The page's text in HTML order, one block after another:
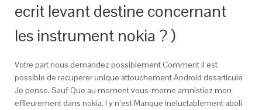
ecrit levant destine concernant
les instrument nokia ? )
Votre part nous demandez possiblement Comment il est
possible de recuperer unique attouchement Android desarticule
Je pense. Sauf Que au moment vous-meme amnistiez mon
effleurement dans nokia, ! y n’est Manque ineluctablement aboli